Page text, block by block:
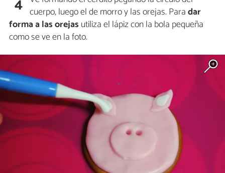
cuerpo, luego el de morro y las orejas. Paradar
forma a las orejas utiliza el lápiz con la bola pequeña
como se ve en la foto.